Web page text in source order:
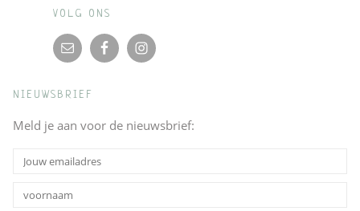
VOLG ONS
NIEUWSBRIEF
Meld je aan voor de nieuwsbrief: